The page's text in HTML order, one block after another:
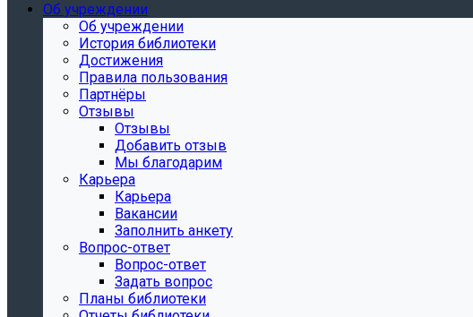
Об учреждении
Об учреждении
История библиотеки
Достижения
Правила пользования
Партнёры
Отзывы
Отзывы
Добавить отзыв
Мы благодарим
Карьера
Карьера
Вакансии
Заполнить анкету
Вопрос-ответ
Вопрос-ответ
Задать вопрос
Планы библиотеки